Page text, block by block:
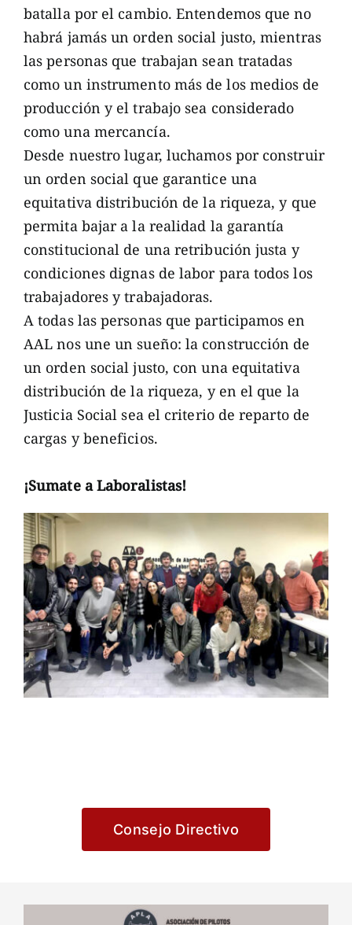
batalla por el cambio. Entendemos que no
habrá jamás un orden social justo, mientras
las personas que trabajan sean tratadas
como un instrumento más de los medios de
producción y el trabajo sea considerado
como una mercancía.
Desde nuestro lugar, luchamos por construir
un orden social que garantice una
equitativa distribución de la riqueza, y que
permita bajar a la realidad la garantía
constitucional de una retribución justa y
condiciones dignas de labor para todos los
trabajadores y trabajadoras.
A todas las personas que participamos en
AAL nos une un sueño: la construcción de
un orden social justo, con una equitativa
distribución de la riqueza, y en el que la
Justicia Social sea el criterio de reparto de
cargas y beneficios.
¡Sumate a Laboralistas!
Consejo Directivo